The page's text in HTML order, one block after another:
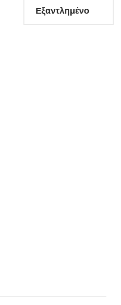
Εξαντλημένο